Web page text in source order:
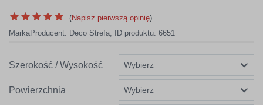
(Napisz pierwszą opinię)
MarkaProducent: Deco Strefa, ID produktu: 6651
Szerokość / Wysokość
Powierzchnia